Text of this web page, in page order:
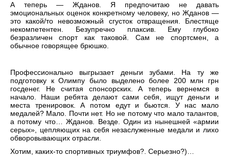
А теперь — Жданов. Я предпочитаю не давать
эмоциональных оценок конкретному человеку, но Жданов —
это какой/то невозможный сгусток отвращения. Блестяще
некомпетентен. Безупречно плаксив. Ему глубоко
безразличен спорт как таковой. Сам не спортсмен, а
обычное говорящее брюшко.
Профессионально выгрызает деньги зубами. На ту же
подготовку к Олимпу было выделено более 200 млн грн
госденег. Не считая спонсорских. А теперь вернемся в
начало. Наши ребята делают сами себя, ищут деньги и
места тренировок. А потом едут и бьются. У нас мало
медалей? Мало. Почти нет. Но не потому что мало талантов,
а потому что… Жданов. Везде. Один из нынешней «армии
серых», цепляющих на себя незаслуженные медали и лихо
обворовывающих отрасли.
Хотим, каких-то спортивных триумфов?. Серьезно?)…